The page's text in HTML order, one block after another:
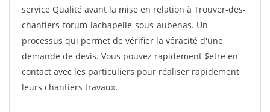
service Qualité avant la mise en relation à Trouver-des-
chantiers-forum-lachapelle-sous-aubenas. Un
processus qui permet de vérifier la véracité d'une
demande de devis. Vous pouvez rapidement $etre en
contact avec les particuliers pour réaliser rapidement
leurs chantiers travaux.